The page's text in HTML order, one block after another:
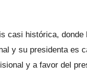
casi histórica, donde
y su presidenta es
y a favor del